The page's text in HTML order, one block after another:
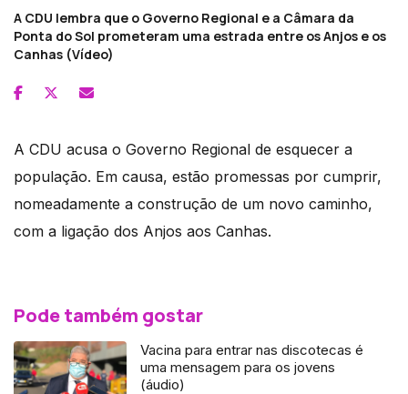
A CDU lembra que o Governo Regional e a Câmara da
Ponta do Sol prometeram uma estrada entre os Anjos e os
Canhas (Vídeo)
A CDU acusa o Governo Regional de esquecer a
população. Em causa, estão promessas por cumprir,
nomeadamente a construção de um novo caminho,
com a ligação dos Anjos aos Canhas.
Pode também gostar
Vacina para entrar nas discotecas é
uma mensagem para os jovens
(áudio)